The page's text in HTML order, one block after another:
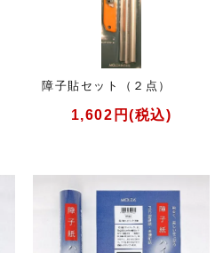
障子貼セット（２点）
1,602円(税込)